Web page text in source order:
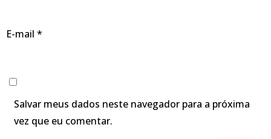
E-mail *
Salvar meus dados neste navegador para a próxima
vez que eu comentar.